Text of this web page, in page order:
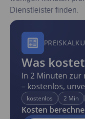
Dienstleister finden.
Was
In 2 Minuten zur
– kostenlos,
kostenlos 2 Min
Kosten